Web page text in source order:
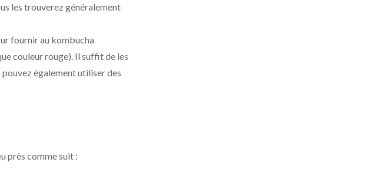
les trouverez généralement
fournir au kombucha
couleur rouge). Il suffit de les
également utiliser des
près comme suit :